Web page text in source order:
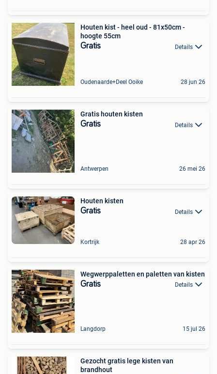
Houten kist - heel oud - 81x50cm -
hoogte 55cm
Gratis Details
Oudenaarde+Deel Ooike 28 jun 26
Gratis houten kisten
Gratis Details
Antwerpen 26 mei 26
Houten kisten
Gratis Details
Kortrijk 28 apr 26
Wegwerppaletten en paletten van kisten
Gratis Details
Langdorp 15 jul 26
Gezocht gratis lege kisten van
brandhout